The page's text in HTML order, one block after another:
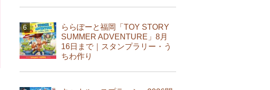
ららぽーと福岡「TOY STORY
SUMMER ADVENTURE」8月
16日まで｜スタンプラリー・う
ちわ作り